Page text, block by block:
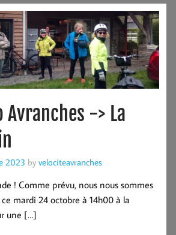
-> La
2023 by velociteavranches
! Comme prévu, nous nous sommes
mardi 24 octobre à 14h00 à la
une […]